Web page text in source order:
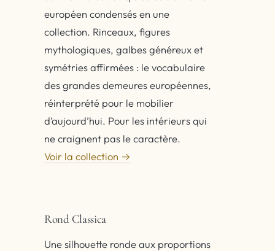
européen condensés en une
collection. Rinceaux, figures
mythologiques, galbes généreux et
symétries affirmées : le vocabulaire
des grandes demeures européennes,
réinterprété pour le mobilier
d’aujourd’hui. Pour les intérieurs qui
ne craignent pas le caractère.
Voir la collection →
Rond Classica
Une silhouette ronde aux proportions